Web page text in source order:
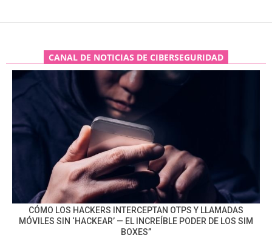
CANAL DE NOTICIAS DE CIBERSEGURIDAD
CÓMO LOS HACKERS INTERCEPTAN OTPS Y LLAMADAS
MÓVILES SIN ‘HACKEAR’ — EL INCREÍBLE PODER DE LOS SIM
BOXES”